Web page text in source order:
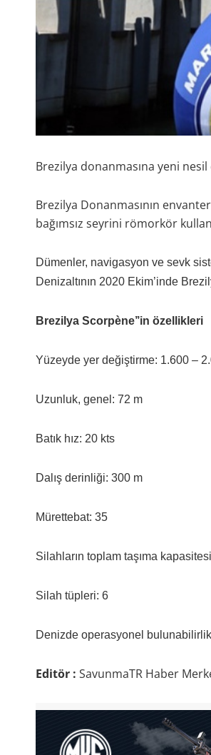
Brezilya donanmasına yeni
Brezilya Donanmasının
bağımsız seyrini römorkör
Dümenler, navigasyon ve sevk
Denizaltının 2020 Ekim’inde
Brezilya Scorpène’’in özellikleri
Yüzeyde yer değiştirme: 1.600 –
Uzunluk, genel: 72 m
Batık hız: 20 kts
Dalış derinliği: 300 m
Mürettebat: 35
Silahların toplam taşıma
Silah tüpleri: 6
Denizde operasyonel
Editör : SavunmaTR Haber